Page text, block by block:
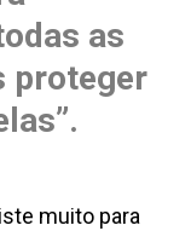
as
proteger
muito para